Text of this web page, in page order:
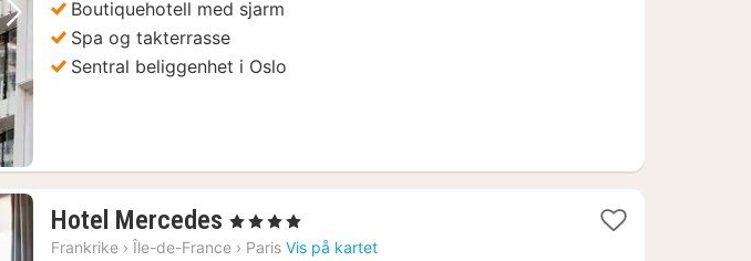
Neste bilde
Boutiquehotell med sjarm
Spa og takterrasse
Sentral beliggenhet i Oslo
Hotel Mercedes 1
natt
, 4 Stjerner
Frankrike › Île-de-France › Paris Vis på kartet